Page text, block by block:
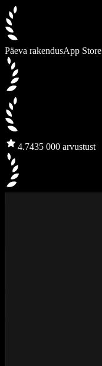
Päeva rakendusApp Store
4.7435 000 arvustust